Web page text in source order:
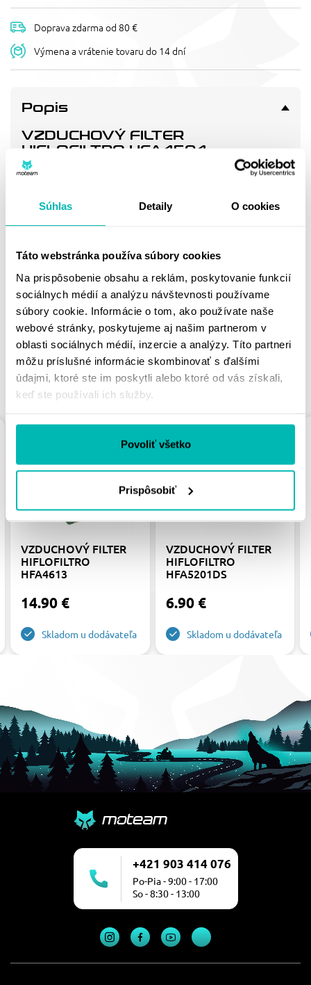
Súhlas Detaily O cookies
Táto webstránka používa súbory cookies
Na prispôsobenie obsahu a reklám, poskytovanie funkcií
sociálnych médií a analýzu návštevnosti používame
súbory cookie. Informácie o tom, ako používate naše
webové stránky, poskytujeme aj našim partnerom v
oblasti sociálnych médií, inzercie a analýzy. Títo partneri
môžu príslušné informácie skombinovať s ďalšími
údajmi, ktoré ste im poskytli alebo ktoré od vás získali,
keď ste používali ich služby.
Povoliť všetko
Prispôsobiť
Doprava zdarma od 80 €
Výmena a vrátenie tovaru do 14 dní
Popis
VZDUCHOVÝ FILTER
HIFLOFILTRO HFA4504
Vzduchový filtr - náhrada OEM (4U8-14451-00)
Doprava a vrátenie
MOHLO BY SA VÁM
PÁČIŤ
PODOBNÉ PRODUKTY
VZDUCHOVÝ FILTER
HIFLOFILTRO
HFA4613
14.90 €
Skladom u dodávateľa
VZDUCHOVÝ FILTER
HIFLOFILTRO
HFA5201DS
6.90 €
Skladom u dodávateľa
+421 903 414 076
Po-Pia - 9:00 - 17:00
So - 8:30 - 13:00